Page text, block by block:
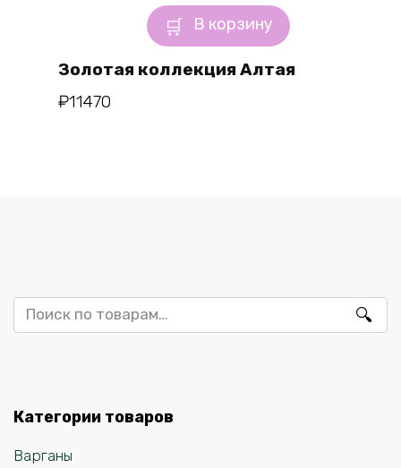
В корзину
Золотая коллекция Алтая
₽11470
Искать:
Категории товаров
Варганы